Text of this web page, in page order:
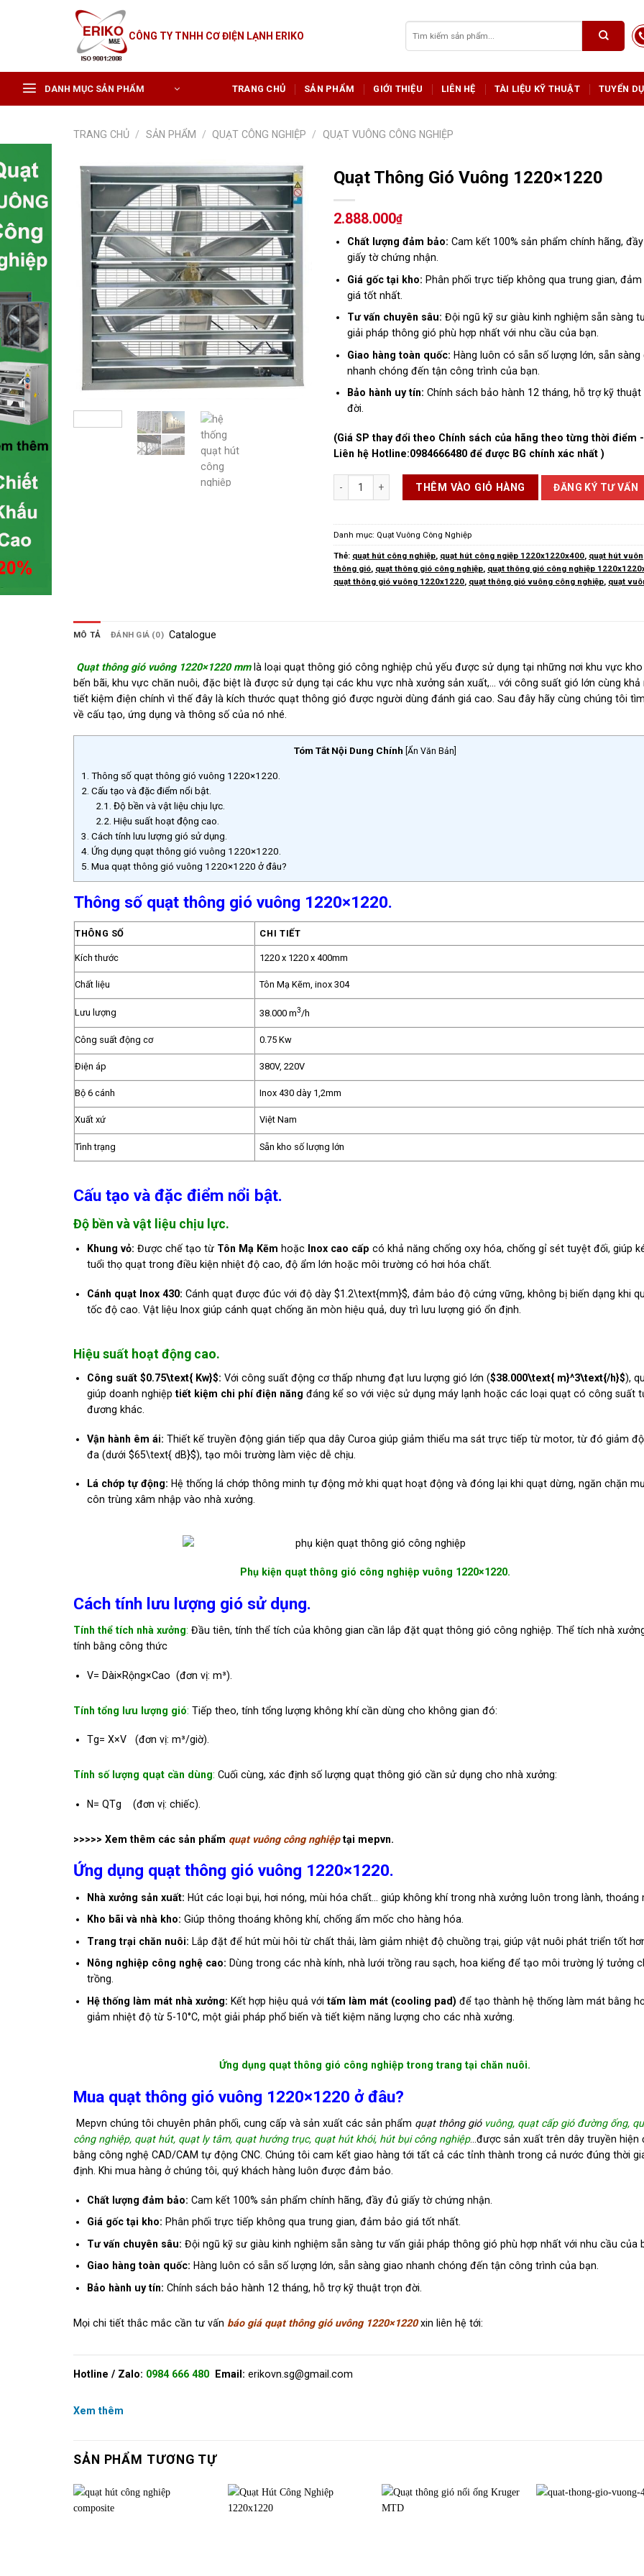
CÔNG TY TNHH CƠ ĐIỆN LẠNH ERIKO
kiếm:
DANH MỤC SẢN PHẨM TRANG CHỦ SẢN PHẨM GIỚI THIỆU LIÊN HỆ TÀI LIỆU KỸ THUẬT TUYỂN
TRANG CHỦ / SẢN PHẨM / QUẠT CÔNG NGHIỆP /
QUẠT VUÔNG CÔNG NGHIỆP
Quạt Thông Gió Vuông 1220×1220
2.888.000₫
Chất lượng đảm bảo: Cam kết 100% sản phẩm chính hãng,
giấy tờ chứng nhận.
Giá gốc tại kho: Phân phối trực tiếp không qua trung gian, đảm
giá tốt nhất.
Tư vấn chuyên sâu: Đội ngũ kỹ sư giàu kinh nghiệm sẵn sàng
giải pháp thông gió phù hợp nhất với nhu cầu của bạn.
Giao hàng toàn quốc: Hàng luôn có sẵn số lượng lớn, sẵn sàng
nhanh chóng đến tận công trình của bạn.
Bảo hành uy tín: Chính sách bảo hành 12 tháng, hỗ trợ kỹ thuật
đời.
(Giá SP thay đổi theo Chính sách của hãng theo từng thời điểm
Liên hệ Hotline:0984666480 để được BG chính xác nhất )
Quạt Thông Gió Vuông 1220x1220 số lượng
THÊM VÀO GIỎ HÀNG ĐĂNG KÝ TƯ VẤN
Danh mục: Quạt Vuông Công Nghiệp
Thẻ: quạt hút công nghiệp, quạt hút công ngiệp 1220x1220x400, quạt hút
thông gió, quạt thông gió công nghiệp, quạt thông gió công nghiệp
quạt thông gió vuông 1220x1220, quạt thông gió vuông công nghiệp, quạt
MÔ TẢ ĐÁNH GIÁ (0) Catalogue
Quạt thông gió vuông 1220×1220 mmlà loại quạt thông gió công nghiệp chủ yếu được sử dụng tại những nơi khu vực kho
bến bãi, khu vực chăn nuôi, đặc biệt là được sử dụng tại các khu vực nhà xưởng sản xuất,… với công suất gió lớn cùng khả
tiết kiệm điện chính vì thế đây là kích thước quạt thông gió được người dùng đánh giá cao. Sau đây hãy cùng chúng tôi
về cấu tạo, ứng dụng và thông số của nó nhé.
Tóm Tắt Nội Dung Chính Ẩn Văn Bản
1. Thông số quạt thông gió vuông 1220×1220.
2. Cấu tạo và đặc điểm nổi bật.
2.1. Độ bền và vật liệu chịu lực.
2.2. Hiệu suất hoạt động cao.
3. Cách tính lưu lượng gió sử dụng.
4. Ứng dụng quạt thông gió vuông 1220×1220.
5. Mua quạt thông gió vuông 1220×1220 ở đâu?
Thông số quạt thông gió vuông 1220×1220.
THÔNG SỐ CHI TIẾT
Kích thước 1220 x 1220 x 400mm
Chất liệu Tôn Mạ Kẽm, inox 304
Lưu lượng 38.000 m3/h
Công suất động cơ 0.75 Kw
Điện áp 380V, 220V
Bộ 6 cánh Inox 430 dày 1,2mm
Xuất xứ Việt Nam
Tình trạng Sẵn kho số lượng lớn
Cấu tạo và đặc điểm nổi bật.
Độ bền và vật liệu chịu lực.
Khung vỏ: Được chế tạo từ Tôn Mạ Kẽm hoặc Inox cao cấp có khả năng chống oxy hóa, chống gỉ sét tuyệt đối, giúp
tuổi thọ quạt trong điều kiện nhiệt độ cao, độ ẩm lớn hoặc môi trường có hơi hóa chất.
Cánh quạt Inox 430: Cánh quạt được đúc với độ dày $1.2\text{mm}$, đảm bảo độ cứng vững, không bị biến dạng khi
tốc độ cao. Vật liệu Inox giúp cánh quạt chống ăn mòn hiệu quả, duy trì lưu lượng gió ổn định.
Hiệu suất hoạt động cao.
Công suất $0.75\text{ Kw}$: Với công suất động cơ thấp nhưng đạt lưu lượng gió lớn ($38.000\text{ m}^3\text{/h}$),
giúp doanh nghiệptiết kiệm chi phí điện năng đáng kể so với việc sử dụng máy lạnh hoặc các loại quạt có công suất
đương khác.
Vận hành êm ái: Thiết kế truyền động gián tiếp qua dây Curoa giúp giảm thiểu ma sát trực tiếp từ motor, từ đó giảm
đa (dưới $65\text{ dB}$), tạo môi trường làm việc dễ chịu.
Lá chớp tự động: Hệ thống lá chớp thông minh tự động mở khi quạt hoạt động và đóng lại khi quạt dừng, ngăn chặn
côn trùng xâm nhập vào nhà xưởng.
Phụ kiện quạt thông gió công nghiệp vuông 1220×1220.
Cách tính lưu lượng gió sử dụng.
Tính thể tích nhà xưởng: Đầu tiên, tính thể tích của không gian cần lắp đặt quạt thông gió công nghiệp. Thể tích nhà
tính bằng công thức
V= Dài×Rộng×Cao (đơn vị: m³).
Tính tổng lưu lượng gió: Tiếp theo, tính tổng lượng không khí cần dùng cho không gian đó:
Tg= X×V (đơn vị: m³/giờ).
Tính số lượng quạt cần dùng: Cuối cùng, xác định số lượng quạt thông gió cần sử dụng cho nhà xưởng:
N= QTg (đơn vị: chiếc).
>>>>> Xem thêm các sản phẩm quạt vuông công nghiệptại mepvn.
Ứng dụng quạt thông gió vuông 1220×1220.
Nhà xưởng sản xuất: Hút các loại bụi, hơi nóng, mùi hóa chất… giúp không khí trong nhà xưởng luôn trong lành, thoáng
Kho bãi và nhà kho: Giúp thông thoáng không khí, chống ẩm mốc cho hàng hóa.
Trang trại chăn nuôi: Lắp đặt để hút mùi hôi từ chất thải, làm giảm nhiệt độ chuồng trại, giúp vật nuôi phát triển tốt
Nông nghiệp công nghệ cao: Dùng trong các nhà kính, nhà lưới trồng rau sạch, hoa kiểng để tạo môi trường lý tưởng
trồng.
Hệ thống làm mát nhà xưởng: Kết hợp hiệu quả vớitấm làm mát (cooling pad) để tạo thành hệ thống làm mát bằng
giảm nhiệt độ từ 5-10°C, một giải pháp phổ biến và tiết kiệm năng lượng cho các nhà xưởng.
Ứng dụng quạt thông gió công nghiệp trong trang tại chăn nuôi.
Mua quạt thông gió vuông 1220×1220 ở đâu?
Mepvn chúng tôi chuyên phân phối, cung cấp và sản xuất các sản phẩm quạt thông gióvuông, quạt cấp gió đường ống,
công nghiệp, quạt hút, quạt ly tâm, quạt hướng trục, quạt hút khói, hút bụi công nghiệp…được sản xuất trên dây truyền hiện
bằng công nghệ CAD/CAM tự động CNC. Chúng tôi cam kết giao hàng tới tất cả các tỉnh thành trong cả nước đúng thời
định. Khi mua hàng ở chúng tôi, quý khách hàng luôn được đảm bảo.
Chất lượng đảm bảo: Cam kết 100% sản phẩm chính hãng, đầy đủ giấy tờ chứng nhận.
Giá gốc tại kho: Phân phối trực tiếp không qua trung gian, đảm bảo giá tốt nhất.
Tư vấn chuyên sâu: Đội ngũ kỹ sư giàu kinh nghiệm sẵn sàng tư vấn giải pháp thông gió phù hợp nhất với nhu cầu của
Giao hàng toàn quốc: Hàng luôn có sẵn số lượng lớn, sẵn sàng giao nhanh chóng đến tận công trình của bạn.
Bảo hành uy tín: Chính sách bảo hành 12 tháng, hỗ trợ kỹ thuật trọn đời.
Mọi chi tiết thắc mắc cần tư vấn báo giá quạt thông gió uvông 1220×1220xin liên hệ tới:
Hotline / Zalo: 0984 666 480 Email: erikovn.sg@gmail.com
Xem thêm
SẢN PHẨM TƯƠNG TỰ